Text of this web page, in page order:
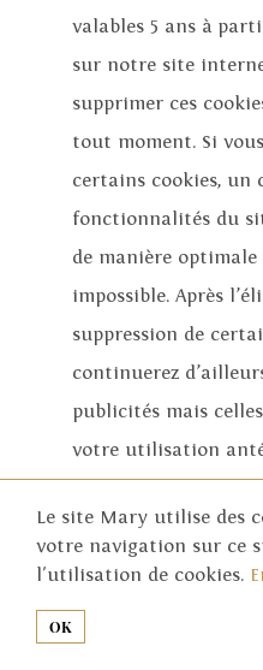
Le site Mary utilise des
votre navigation sur ce
l'utilisation de cookies.
OK
valables 5 ans à
sur notre site
supprimer ces
tout moment. Si
certains cookies, un
fonctionnalités du
de manière optimale
impossible. Après
suppression de
continuerez
publicités mais
votre utilisation
Retrouvez plus
sur :http://